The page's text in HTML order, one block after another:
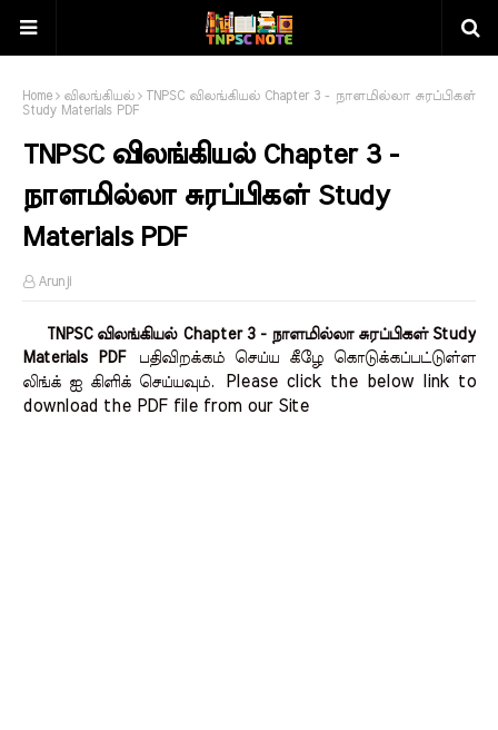
Home விலங்கியல்
TNPSC விலங்கியல் Chapter 3 - நாளமில்லா சுரப்பிகள்
Study Materials PDF
TNPSC விலங்கியல் Chapter 3 -
நாளமில்லா சுரப்பிகள் Study
Materials PDF
Arunji
TNPSC விலங்கியல் Chapter 3 - நாளமில்லா சுரப்பிகள் Study
Materials PDF
பதிவிறக்கம் செய்ய கீழே கொடுக்கப்பட்டுள்ள
லிங்க் ஐ கிளிக் செய்யவும்.
Please click the below link to
download the PDF file from our Site